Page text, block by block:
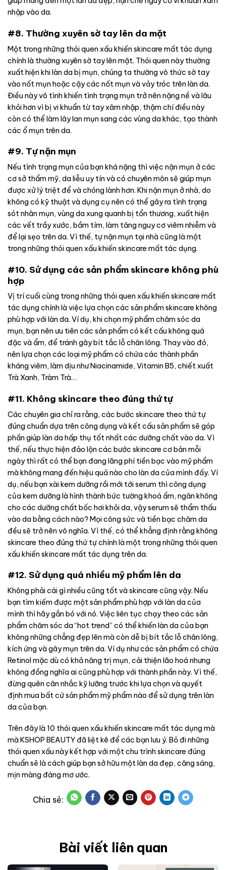
nhập vào da.
#8. Thường xuyên sờ tay lên da mặt
Một trong những thói quen xấu khiến skincare mất tác dụng
chính là thường xuyên sờ tay lên mặt. Thói quen này thường
xuất hiện khi làn da bị mụn, chúng ta thường vô thức sờ tay
vào nốt mụn hoặc cậy các nốt mụn và vảy tróc trên làn da.
Điều này vô tình khiến tình trạng mụn trở nên nặng nề và lâu
khỏi hơn vì bị vi khuẩn từ tay xâm nhập, thậm chí điều này
còn có thể làm lây lan mụn sang các vùng da khác, tạo thành
các ổ mụn trên da.
#9. Tự nặn mụn
Nếu tình trạng mụn của bạn khá nặng thì việc nặn mụn ở các
cơ sở thẩm mỹ, da liễu uy tín và có chuyên môn sẽ giúp mụn
được xử lý triệt để và chóng lành hơn. Khi nặn mụn ở nhà, do
không có kỹ thuật và dụng cụ nên có thể gây ra tình trạng
sót nhân mụn, vùng da xung quanh bị tổn thương, xuất hiện
các vết trầy xước, bầm tím, làm tăng nguy cơ viêm nhiễm và
để lại sẹo trên da. Vì thế, tự nặn mụn tại nhà cũng là một
trong những thói quen xấu khiến skincare mất tác dụng.
#10. Sử dụng các sản phẩm skincare không phù
hợp
Vị trí cuối cùng trong những thói quen xấu khiến skincare mất
tác dụng chính là việc lựa chọn các sản phẩm skincare không
phù hợp với làn da. Ví dụ, khi chọn mỹ phẩm chăm sóc da
mụn, bạn nên ưu tiên các sản phẩm có kết cấu không quá
đặc và ẩm, để tránh gây bít tắc lỗ chân lông. Thay vào đó,
nên lựa chọn các loại mỹ phẩm có chứa các thành phần
kháng viêm, làm dịu như Niacinamide, Vitamin B5, chiết xuất
Trà Xanh, Tràm Trà…
#11. Không skincare theo đúng thứ tự
Các chuyên gia chỉ ra rằng, các bước skincare theo thứ tự
đúng chuẩn dựa trên công dụng và kết cấu sản phẩm sẽ góp
phần giúp làn da hấp thụ tốt nhất các dưỡng chất vào da. Vì
thế, nếu thực hiện đảo lộn các bước skincare cơ bản mỗi
ngày thì rất có thể bạn đang lãng phí tiền bạc vào mỹ phẩm
mà không mang đến hiệu quả nào cho làn da của mình đấy. Ví
dụ, nếu bạn xài kem dưỡng rồi mới tới serum thì công dụng
của kem dưỡng là hình thành bức tường khoá ẩm, ngăn không
cho các dưỡng chất bốc hơi khỏi da, vậy serum sẽ thẩm thấu
vào da bằng cách nào? Mọi công sức và tiền bạc chăm da
đều sẽ trở nên vô nghĩa. Vì thế, có thể khẳng định rằng không
skincare theo đúng thứ tự chính là một trong những thói quen
xấu khiến skincare mất tác dụng trên da.
#12. Sử dụng quá nhiều mỹ phẩm lên da
Không phải cái gì nhiều cũng tốt và skincare cũng vậy. Nếu
bạn tìm kiếm được một sản phẩm phù hợp với làn da của
mình thì hãy gắn bó với nó. Việc liên tục chạy theo các sản
phẩm chăm sóc da “hot trend” có thể khiến làn da của bạn
không những chẳng đẹp lên mà còn dễ bị bít tắc lỗ chân lông,
kích ứng và gây mụn trên da. Ví dụ như các sản phẩm có chứa
Retinol mặc dù có khả năng trị mụn, cải thiện lão hoá nhưng
không đồng nghĩa ai cũng phù hợp với thành phần này. Vì thế,
đừng quên cân nhắc kỹ lưỡng trước khi lựa chọn và quyết
định mua bất cứ sản phẩm mỹ phẩm nào để sử dụng trên làn
da của bạn.
Trên đây là 10 thói quen xấu khiến skincare mất tác dụng mà
mà KSHOP BEAUTY đã liệt kê để các bạn lưu ý. Bỏ đi những
thói quen xấu này kết hợp với một chu trình skincare đúng
chuẩn sẽ là cách giúp bạn sở hữu một làn da đẹp, căng sáng,
mịn màng đáng mơ ước.
Bài viết liên quan